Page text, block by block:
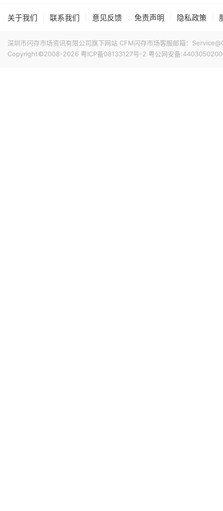
关于我们 联系我们 意见反馈 免责声明 隐私政策
深圳市闪存市场资讯有限公司旗下网站 CFM闪存市场客服邮箱：
Copyright©2008-2026 粤ICP备08133127号-2 粤公网安备